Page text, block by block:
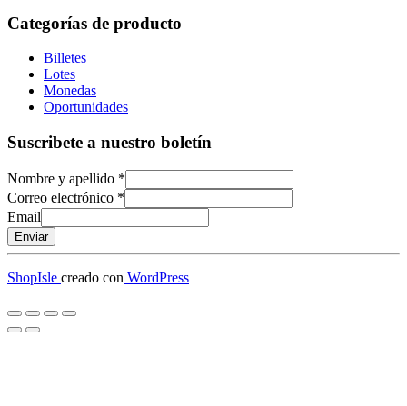
Categorías de producto
Billetes
Lotes
Monedas
Oportunidades
Suscribete a nuestro boletín
Nombre y apellido *
Correo electrónico *
Email
Enviar
ShopIsle creado con WordPress